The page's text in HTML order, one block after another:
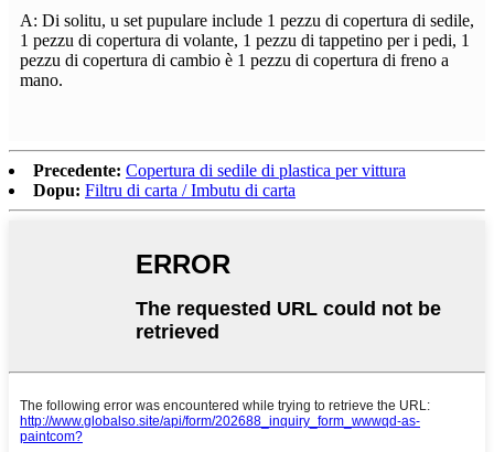
A: Di solitu, u set pupulare include 1 pezzu di copertura di sedile,
1 pezzu di copertura di volante, 1 pezzu di tappetino per i pedi, 1
pezzu di copertura di cambio è 1 pezzu di copertura di freno a
mano.
Precedente: Copertura di sedile di plastica per vittura
Dopu: Filtru di carta / Imbutu di carta